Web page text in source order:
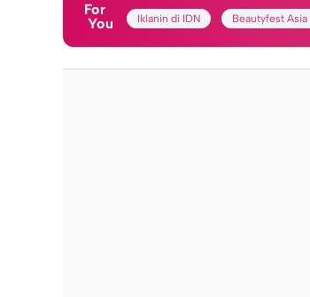
For
You
Iklanin di IDN Beautyfest